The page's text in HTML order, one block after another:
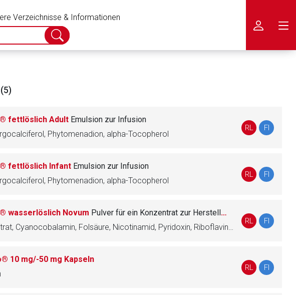
Verzeichnisse & Informationen
Suche
abschicken
fettlöslich Adult Emulsion zur Infusion
Phytomenadion, alpha-Tocopherol
RL FI
fettlöslich Infant Emulsion zur Infusion
Phytomenadion, alpha-Tocopherol
RL FI
wasserlöslich Novum Pulver für ein Konzentrat zur Herstellung einer Infusionslösung
Thiaminnitrat, Cyanocobalamin, Folsäure, Nicotinamid, Pyridoxin, Riboflavin-5′-phosphat, Biotin, Ascorbinsäure, Natriumpantothenat
RL FI
10 mg/-50 mg Kapseln
RL FI
Inhalte der externen Web-Seite ist deren